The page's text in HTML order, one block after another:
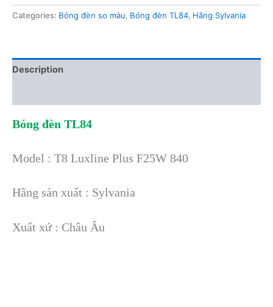
Categories: Bóng đèn so màu, Bóng đèn TL84, Hãng Sylvania
Description
Bóng đèn TL84
Model : T8 Luxline Plus F25W 840
Hãng sản xuất : Sylvania
Xuất xứ : Châu Âu